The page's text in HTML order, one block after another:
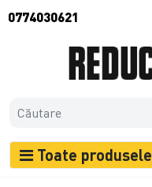
0774030621
Toate produsele